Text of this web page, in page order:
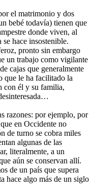
el matrimonio y dos
bebé todavía) tienen que
donde viven, al
hace insostenible.
pronto sin embargo
un trabajo como vigilante
cajas que generalmente
que le ha facilitado la
con él y su familia,
razones: por ejemplo, por
en Occidente no
de turno se cobra miles
algunas de las
literalmente, a un
aún se conservan allí.
de un país que supera
hace algo más de un siglo